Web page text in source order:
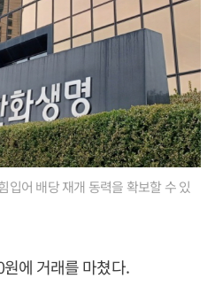
어 배당 재개 동력을 확보할 수 있
에 거래를 마쳤다.